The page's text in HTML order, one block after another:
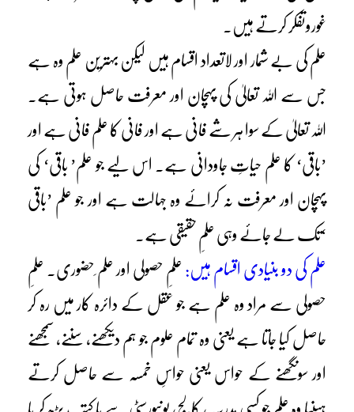
غوروتفکر کرتے ہیں۔
علم کی بے شمار اور لاتعداد اقسام ہیں لیکن بہترین علم وہ ہے
جس سے اللہ تعالیٰ کی پہچان اور معرفت حاصل ہوتی ہے۔
اللہ تعالیٰ کے سوا ہر شے فانی ہے اور فانی کا علم فانی ہے اور
’باقی‘ کا علم حیاتِ جاودانی ہے۔ اس لیے جو علم’ باقی‘ کی
پہچان اور معرفت نہ کرائے وہ جہالت ہے اور جو علم ’باقی
‘تک لے جائے وہی علمِ حقیقی ہے۔
علم کی دو بنیادی اقسام ہیں: علمِ حصولی اور علم ِحضوری۔ علمِ
حصولی سے مراد وہ علم ہے جو عقل کے دائرہ کار میں رہ کر
حاصل کیا جاتا ہے یعنی وہ تمام علوم جو ہم دیکھنے، سننے، سمجھنے
اور سونگھنے کے حواس یعنی حواسِ خمسہ سے حاصل کرتے
ہیںیا وہ علم جو کسی مدرسہ ، کالج، یونیورسٹی سے یا کتب پڑھ کر یا